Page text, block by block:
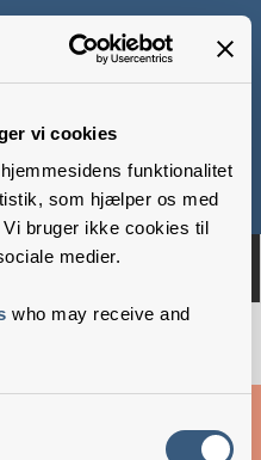
vi cookies
funktionalitet
som hjælper os med
bruger ikke cookies til
medier.
who may receive and